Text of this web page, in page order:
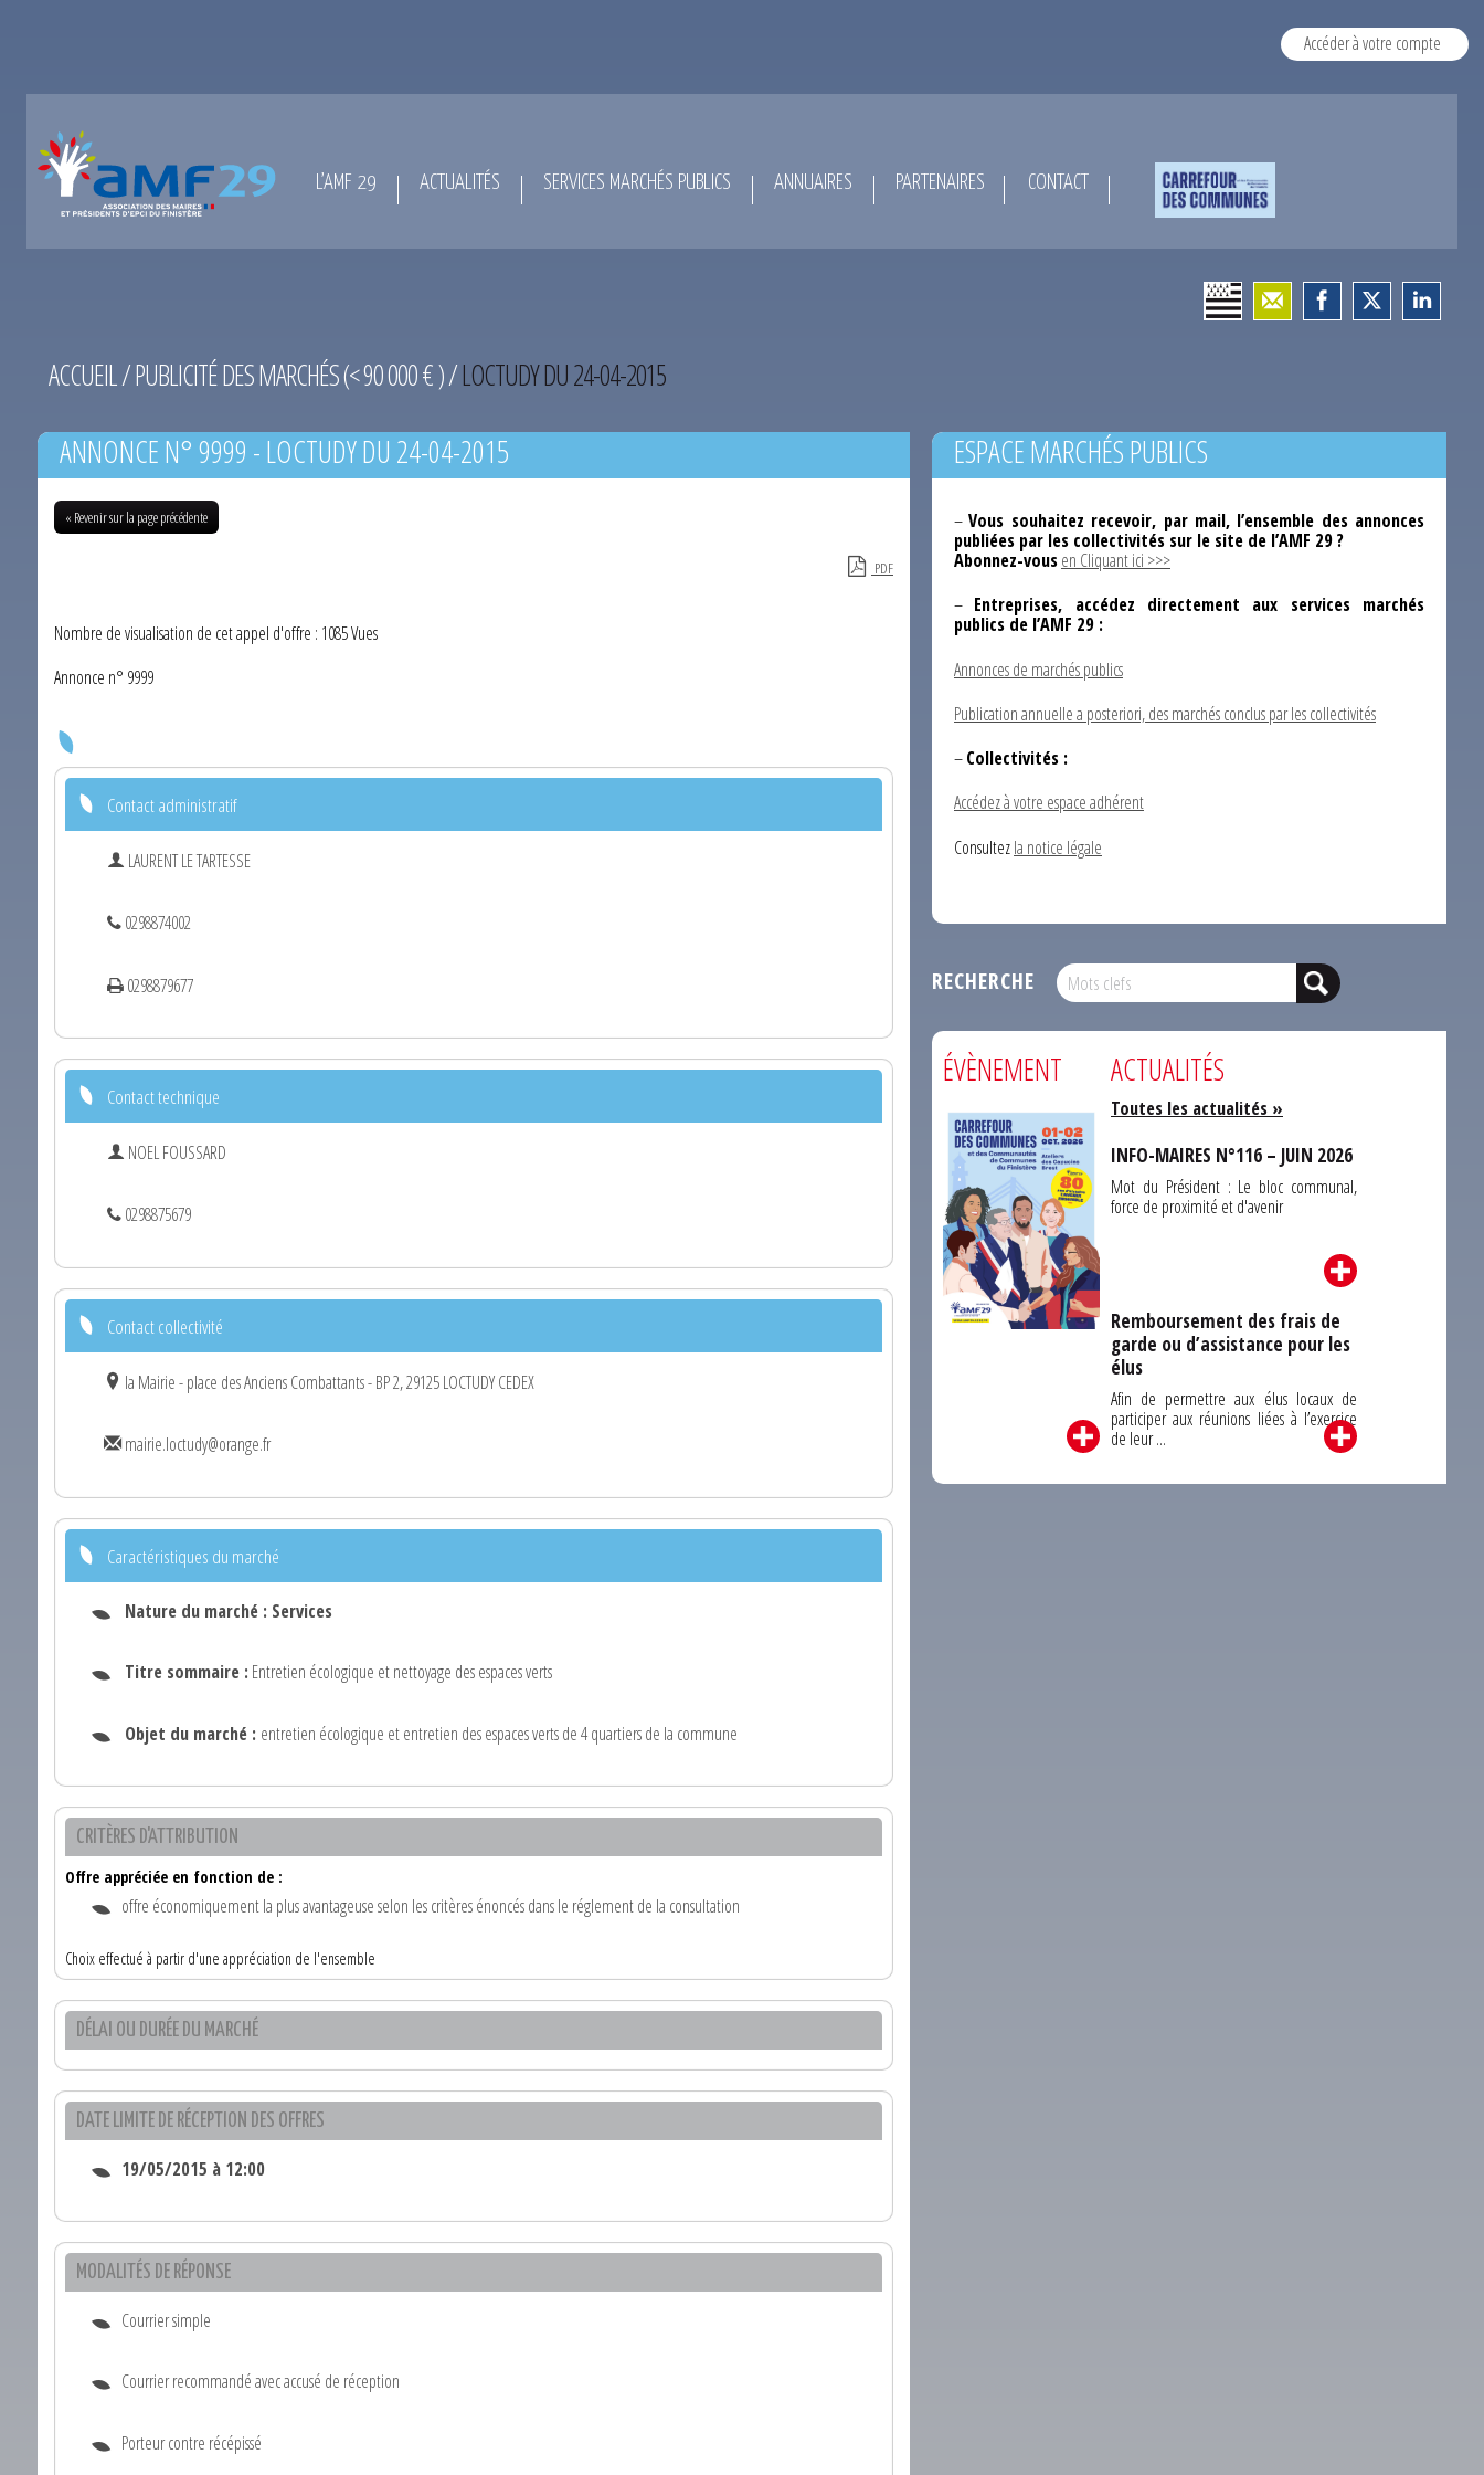
Accéder à votre compte
L’AMF 29 ACTUALITÉS SERVICES MARCHÉS PUBLICS ANNUAIRES PARTENAIRES CONTACT
ACCUEIL/PUBLICITÉ DES MARCHÉS (< 90 000 € )/LOCTUDY DU 24-04-2015
ANNONCE N° 9999 - LOCTUDY DU 24-04-2015
« Revenir sur la page précédente
PDF
Nombre de visualisation de cet appel d'offre : 1085 Vues
Annonce n° 9999
Contact administratif
LAURENT LE TARTESSE
0298874002
0298879677
Contact technique
NOEL FOUSSARD
0298875679
Contact collectivité
la Mairie - place des Anciens Combattants - BP 2, 29125 LOCTUDY CEDEX
mairie.loctudy@orange.fr
Caractéristiques du marché
Nature du marché : Services
Titre sommaire : Entretien écologique et nettoyage des espaces verts
Objet du marché : entretien écologique et entretien des espaces verts de 4 quartiers de la commune
CRITÈRES D'ATTRIBUTION
Offre appréciée en fonction de :
offre économiquement la plus avantageuse selon les critères énoncés dans le réglement de la consultation
Choix effectué à partir d'une appréciation de l'ensemble
DÉLAI OU DURÉE DU MARCHÉ
DATE LIMITE DE RÉCEPTION DES OFFRES
19/05/2015 à 12:00
MODALITÉS DE RÉPONSE
Courrier simple
Courrier recommandé avec accusé de réception
Porteur contre récépissé
ESPACE MARCHÉS PUBLICS
–Vous souhaitez recevoir, par mail, l’ensemble des annonces
publiées par les collectivités sur le site de l’AMF 29 ?
Abonnez-vousen Cliquant ici >>>
– Entreprises, accédez directement aux services marchés
publics de l’AMF 29 :
Annonces de marchés publics
Publication annuelle a posteriori, des marchés conclus par les collectivités
–Collectivités :
Accédez à votre espace adhérent
Consultezla notice légale
RECHERCHE
ÉVÈNEMENT ACTUALITÉS
Toutes les actualités »
INFO-MAIRES N°116 – JUIN 2026
Mot du Président : Le bloc communal,
force de proximité et d'avenir
Remboursement des frais de
garde ou d’assistance pour les
élus
Afin de permettre aux élus locaux de
participer aux réunions liées à l’exercice
de leur ...